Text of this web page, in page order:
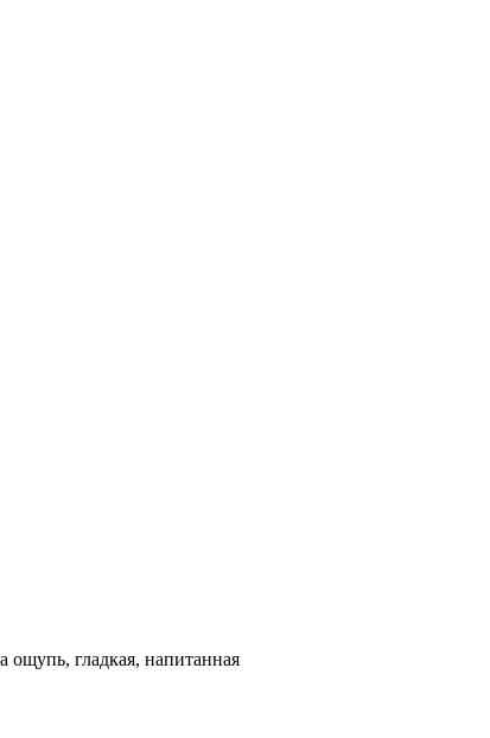
ощупь, гладкая, напитанная